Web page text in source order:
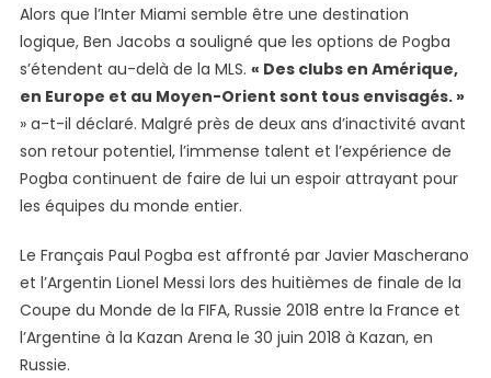
Alors que l’Inter Miami semble être une destination
logique, Ben Jacobs a souligné que les options de Pogba
s’étendent au-delà de la MLS. « Des clubs en Amérique,
en Europe et au Moyen-Orient sont tous envisagés. »
» a-t-il déclaré. Malgré près de deux ans d’inactivité avant
son retour potentiel, l’immense talent et l’expérience de
Pogba continuent de faire de lui un espoir attrayant pour
les équipes du monde entier.
Le Français Paul Pogba est affronté par Javier Mascherano
et l’Argentin Lionel Messi lors des huitièmes de finale de la
Coupe du Monde de la FIFA, Russie 2018 entre la France et
l’Argentine à la Kazan Arena le 30 juin 2018 à Kazan, en
Russie.